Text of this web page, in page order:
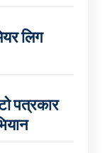
लिग
पत्रकार